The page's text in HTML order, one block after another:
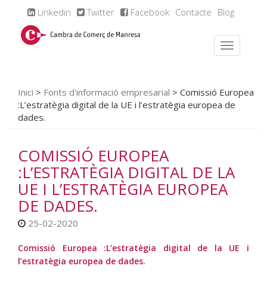
Linkedin Twitter Facebook Contacte Blog
Inici > Fonts d'informació empresarial > Comissió Europea
:L’estratègia digital de la UE i l’estratègia europea de
dades.
COMISSIÓ EUROPEA
:L’ESTRATÈGIA DIGITAL DE LA
UE I L’ESTRATÈGIA EUROPEA
DE DADES.
25-02-2020
Comissió Europea :L’estratègia digital de la UE i
l’estratègia europea de dades.